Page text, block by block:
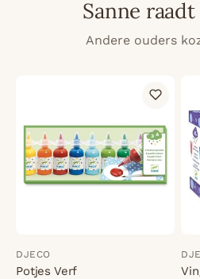
Sanne
Andere ouders
DJECO
Potjes Verf